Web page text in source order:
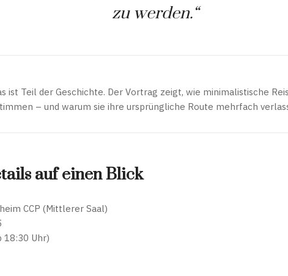
zu werden.“
ist Teil der Geschichte. Der Vortrag zeigt, wie minimalistische
– und warum sie ihre ursprüngliche Route mehrfach
auf einen Blick
CCP (Mittlerer Saal)
18:30 Uhr)